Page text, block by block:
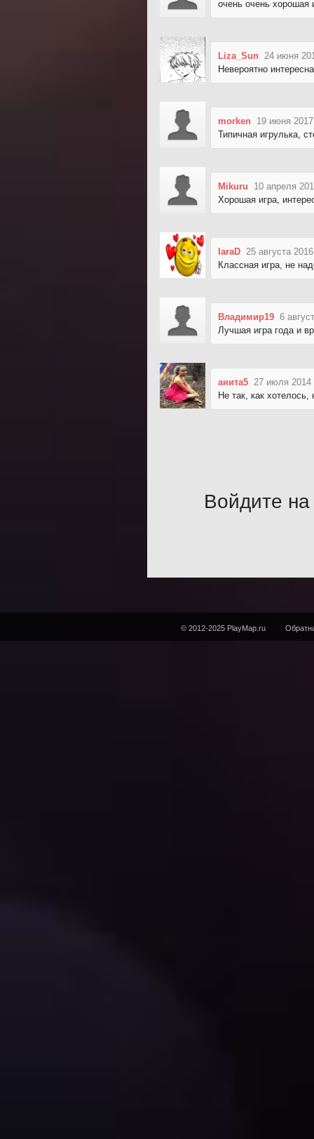
очень очень хорошая
Liza_Sun 24 июня
Невероятно
morken 19 июня
Типичная игрулька,
Mikuru
10 апреля
Хорошая игра,
laraD 25 августа
Классная игра, не
Владимир19 6
Лучшая игра года и
анита5 27 июля 2014
Не так, как хотелось,
Войдите на
© 2012-2025 PlayMap.ru